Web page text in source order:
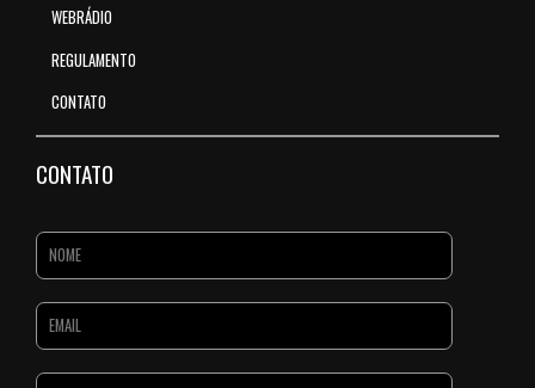
WEBRÁDIO
REGULAMENTO
CONTATO
CONTATO